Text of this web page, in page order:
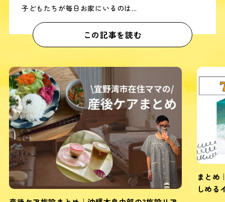
子どもたちが毎日お家にいるのは...
この記事を読む
まとめ｜沖縄本島7月のファミリーや子連れで楽
しめるイベント10選